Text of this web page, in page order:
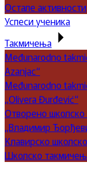
Остале активности
Успеси ученика
Такмичења
Međunarodno
Azanjac“
Međunarodno
„Olivera Đurđević“
Отворено
„Владимир
Клавирско
Школско